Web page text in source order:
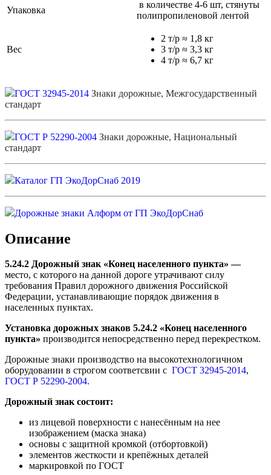
Упаковка
в количестве 4-6 шт, стянуты
полипропиленовой лентой
Вес
2 т/р ≈ 1,8 кг
3 т/р ≈ 3,3 кг
4 т/р ≈ 6,7 кг
ГОСТ 32945-2014 Знаки дорожные, Межгосударственный
стандарт
ГОСТ Р 52290-2004 Знаки дорожные, Национальный
стандарт
Каталог ГП ЭкоДорСнаб 2019
Дорожные знаки Алформ от ГП ЭкоДорСнаб
Описание
5.24.2 Дорожный знак «Конец населенного пункта» —
место, с которого на данной дороге утрачивают силу
требования Правил дорожного движения Российской
Федерации, устанавливающие порядок движения в
населенных пунктах.
Установка дорожных знаков 5.24.2 «Конец населенного
пункта» производится непосредственно перед перекрестком.
Дорожные знаки производство на высокотехнологичном
оборудовании в строгом соответсвии с ГОСТ 32945-2014,
ГОСТ Р 52290-2004.
Дорожный знак состоит:
из лицевой поверхности с нанесённым на нее
изображением (маска знака)
основы с защитной кромкой (отбортовкой)
элементов жесткости и крепёжных деталей
маркировкой по ГОСТ